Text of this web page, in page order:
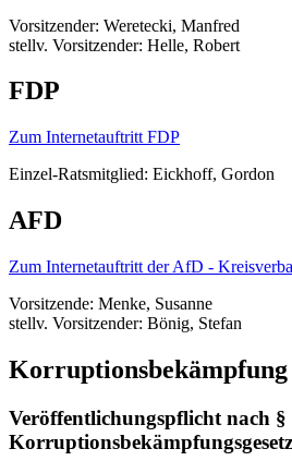
Vorsitzender: Weretecki, Manfred
stellv. Vorsitzender: Helle, Robert
FDP
Zum Internetauftritt FDP
Einzel-Ratsmitglied: Eickhoff, Gordon
AFD
Zum Internetauftritt der AfD -
Vorsitzende: Menke, Susanne
stellv. Vorsitzender: Bönig, Stefan
Korruptionsbekämpfung
Veröffentlichungspflicht nach §
Korruptionsbekämpfungsgesetz